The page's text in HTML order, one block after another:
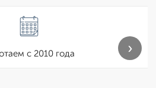
с 2010 года ›